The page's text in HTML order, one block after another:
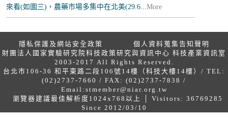
來看(如圖三)，農藥市場多集中在北美(29.6...More
隱私保護及網站安全政策
個人資料蒐集告知聲明
財團法人國家實驗研究院科技政策研究與資訊中心 科技產業資訊室
2003-2017 All Rights Reserved.
台北市106-36 和平東路二段106號14樓（科技大樓14樓）/ TEL:
(02)2737-7660 / FAX: (02)2737-7838 /
Email: stmember@niar.org.tw
瀏覽器建議最佳解析度1024x768以上 │ Visitors: 36769285
Since 2012/03/10